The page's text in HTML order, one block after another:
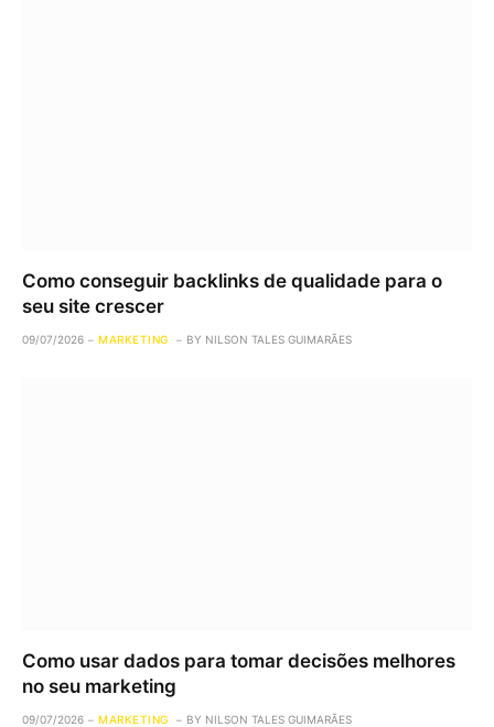
Como conseguir backlinks de qualidade para o
seu site crescer
09/07/2026 MARKETING BY NILSON TALES GUIMARÃES
Como usar dados para tomar decisões melhores
no seu marketing
09/07/2026 MARKETING BY NILSON TALES GUIMARÃES